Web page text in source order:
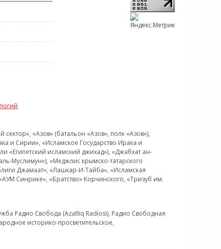
.
«Азов» (батальон «Азов», полк «Азов»),
и Сирии», «Исламское Государство Ирака и
исламский джихад»), «Джабхат ан-
Муслимун»), «Меджлис крымско-татарского
Джамаат», «Лашкар-И-Тайба», «Исламская
Синрике», «Братство» Корчинского, «Тризуб им.
Радио Свобода (Azatliq Radiosi), Радио Свободная
историко-просветительское,